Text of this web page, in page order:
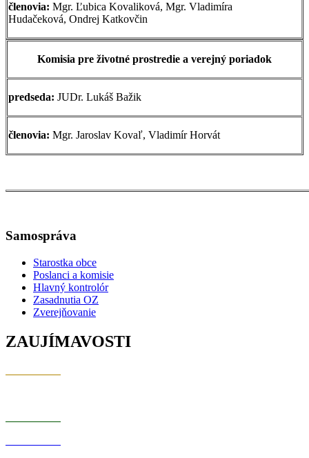
členovia: Mgr. Ľubica Kovaliková, Mgr. Vladimíra
Hudačeková, Ondrej Katkovčin
Komisia pre životné prostredie a verejný poriadok
predseda: JUDr. Lukáš Bažik
členovia: Mgr. Jaroslav Kovaľ, Vladimír Horvát
Samospráva
Starostka obce
Poslanci a komisie
Hlavný kontrolór
Zasadnutia OZ
Zverejňovanie
ZAUJÍMAVOSTI